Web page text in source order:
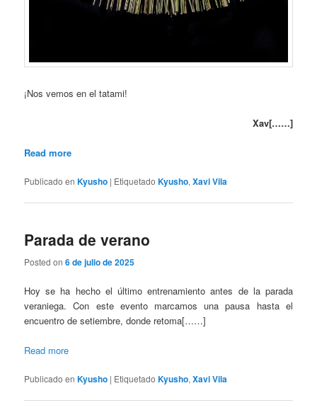
¡Nos vemos en el tatami!
Xav[……]
Read more
Publicado en Kyusho | Etiquetado Kyusho,Xavi Vila
Parada de verano
Posted on6 de julio de 2025
Hoy se ha hecho el último entrenamiento antes de la parada
veraniega. Con este evento marcamos una pausa hasta el
encuentro de setiembre, donde retoma[……]
Read more
Publicado en Kyusho | Etiquetado Kyusho,Xavi Vila